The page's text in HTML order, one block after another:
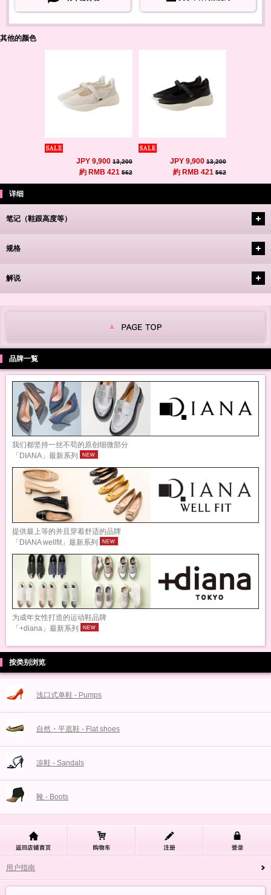
其他的颜色
JPY 9,900 13,200
約 RMB 421 562
JPY 9,900 13,200
約 RMB 421 562
详细
笔记（鞋跟高度等）
规格
解说
品牌一覧
我们都坚持一丝不苟的原创细微部分
「DIANA」最新系列
提供最上等的并且穿着舒适的品牌
「DIANA wellfit」最新系列
为成年女性打造的运动鞋品牌
「+diana」最新系列
按类别浏览
浅口式单鞋 - Pumps
自然・平底鞋 - Flat shoes
凉鞋 - Sandals
靴 - Boots
用户指南